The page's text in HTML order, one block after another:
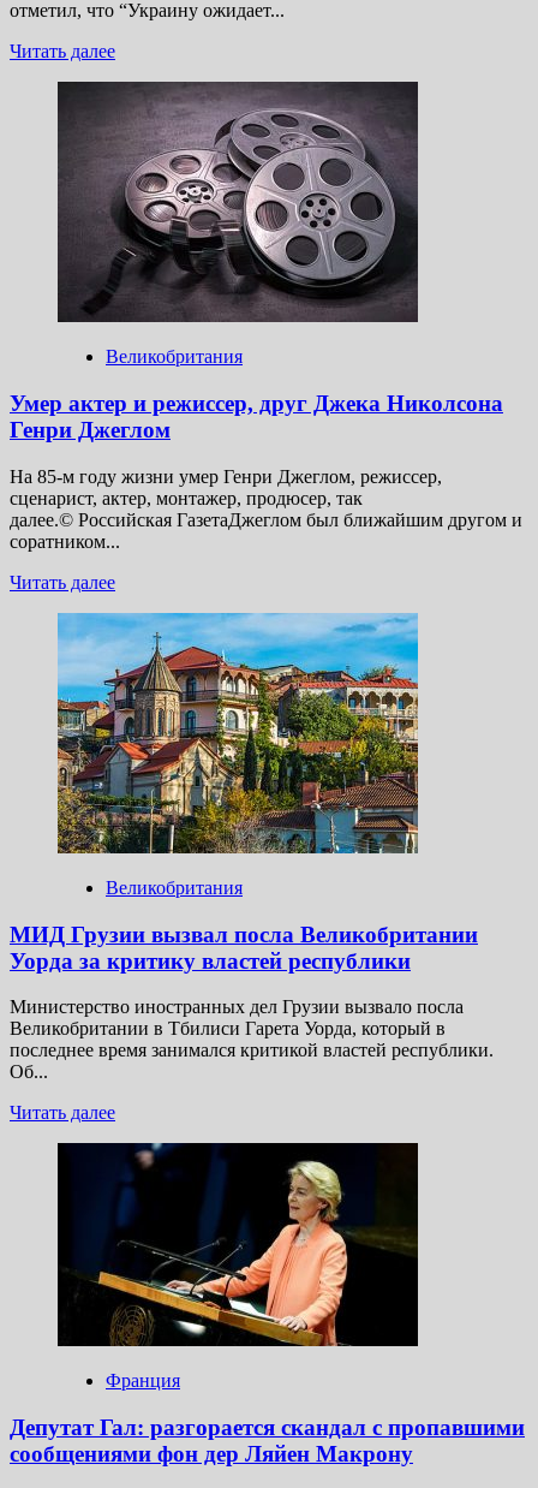
отметил, что “Украину ожидает...
Читать далееПрочитать
Украинская
ночь
ужаса
–
теперь
и в Европе:
Если
по Украине
отработали
“Герани”,
–
с Бошировым”?
Великобритания
Умер актер и режиссер, друг Джека Николсона
Генри Джеглом
На 85-м году жизни умер Генри Джеглом, режиссер,
сценарист, актер, монтажер, продюсер, так
далее.© Российская ГазетаДжеглом был ближайшим другом и
соратником...
Читать далееПрочитать
о
Умер
актер
и режиссер,
друг
Джека
Николсона
Генри
Джеглом
Великобритания
МИД Грузии вызвал посла Великобритании
Уорда за критику властей республики
Министерство иностранных дел Грузии вызвало посла
Великобритании в Тбилиси Гарета Уорда, который в
последнее время занимался критикой властей республики.
Об...
Читать далееПрочитать
МИД
Грузии
вызвал
посла
Великобритании
Уорда
за критику
властей
республики
Франция
Депутат Гал: разгорается скандал с пропавшими
сообщениями фон дер Ляйен Макрону